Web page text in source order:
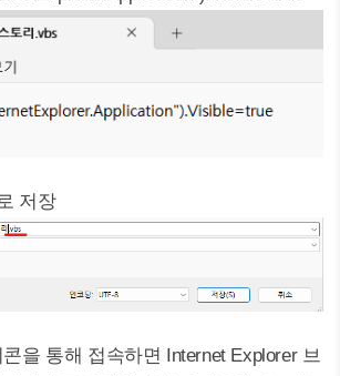
저장
을 통해 접속하면 Internet Explorer 브